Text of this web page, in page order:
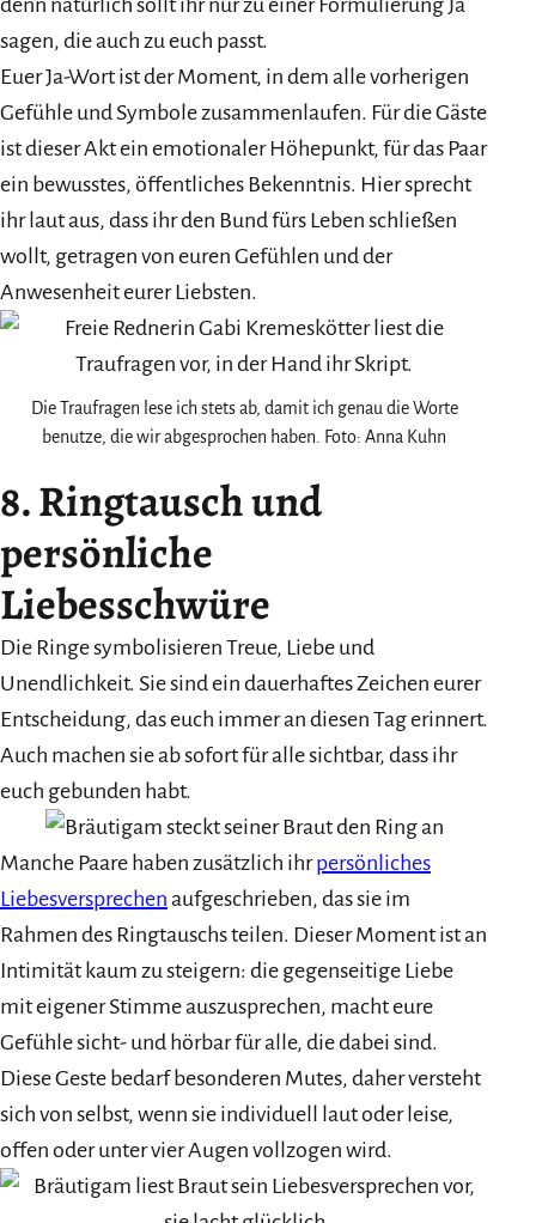
sagen, die auch zu euch passt.
Euer Ja-Wort ist der Moment, in dem alle vorherigen
Gefühle und Symbole zusammenlaufen. Für die Gäste
ist dieser Akt ein emotionaler Höhepunkt, für das Paar
ein bewusstes, öffentliches Bekenntnis. Hier sprecht
ihr laut aus, dass ihr den Bund fürs Leben schließen
wollt, getragen von euren Gefühlen und der
Anwesenheit eurer Liebsten.
Die Traufragen lese ich stets ab, damit ich genau die Worte
benutze, die wir abgesprochen haben. Foto: Anna Kuhn
8. Ringtausch und
persönliche
Liebesschwüre
Die Ringe symbolisieren Treue, Liebe und
Unendlichkeit. Sie sind ein dauerhaftes Zeichen eurer
Entscheidung, das euch immer an diesen Tag erinnert.
Auch machen sie ab sofort für alle sichtbar, dass ihr
euch gebunden habt.
Manche Paare haben zusätzlich ihrpersönliches
Liebesversprechen aufgeschrieben, das sie im
Rahmen des Ringtauschs teilen. Dieser Moment ist an
Intimität kaum zu steigern: die gegenseitige Liebe
mit eigener Stimme auszusprechen, macht eure
Gefühle sicht- und hörbar für alle, die dabei sind.
Diese Geste bedarf besonderen Mutes, daher versteht
sich von selbst, wenn sie individuell laut oder leise,
offen oder unter vier Augen vollzogen wird.